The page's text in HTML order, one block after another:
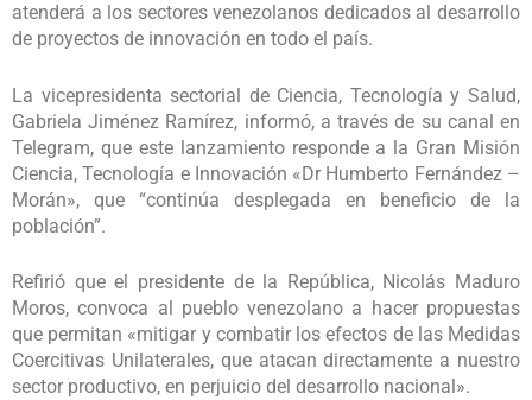
atenderá a los sectores venezolanos dedicados al desarrollo
de proyectos de innovación en todo el país.
La vicepresidenta sectorial de Ciencia, Tecnología y Salud,
Gabriela Jiménez Ramírez, informó, a través de su canal en
Telegram, que este lanzamiento responde a la Gran Misión
Ciencia, Tecnología e Innovación «Dr Humberto Fernández –
Morán», que “continúa desplegada en beneficio de la
población”.
Refirió que el presidente de la República, Nicolás Maduro
Moros, convoca al pueblo venezolano a hacer propuestas
que permitan «mitigar y combatir los efectos de las Medidas
Coercitivas Unilaterales, que atacan directamente a nuestro
sector productivo, en perjuicio del desarrollo nacional».